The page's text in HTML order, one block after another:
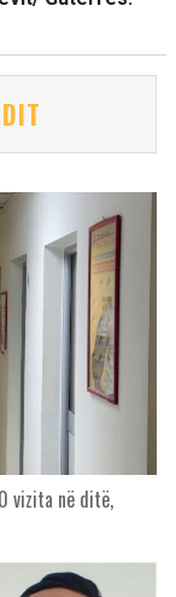
vizita në ditë,